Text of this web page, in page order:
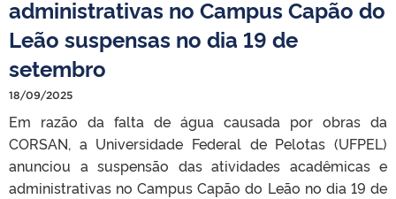
administrativas no Campus Capão do
Leão suspensas no dia 19 de
setembro
18/09/2025
Em razão da falta de água causada por obras da
CORSAN, a Universidade Federal de Pelotas (UFPEL)
anunciou a suspensão das atividades acadêmicas e
administrativas no Campus Capão do Leão no dia 19 de